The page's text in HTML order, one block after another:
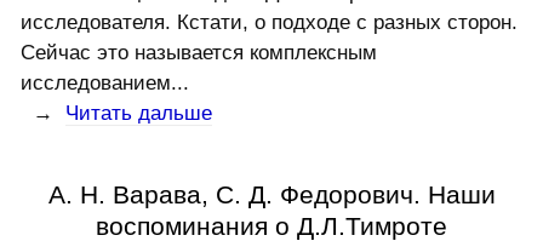
исследователя. Кстати, о подходе с разных сторон.
Сейчас это называется комплексным
исследованием...
→ Читать дальше
А. Н. Варава, С. Д. Федорович. Наши
воспоминания о Д.Л.Тимроте